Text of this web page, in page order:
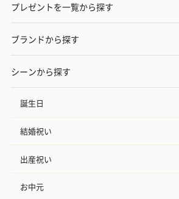
プレゼントを一覧から探す
ブランドから探す
シーンから探す
誕生日
結婚祝い
出産祝い
お中元